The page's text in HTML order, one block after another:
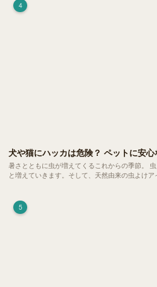
4
犬や猫にハッカは危険？ ペットに安
暑さとともに虫が増えてくるこれからの季節。 虫よけアイテムを使う機会もおのず
と増えていきます。そして、天然由来の虫よけ
5